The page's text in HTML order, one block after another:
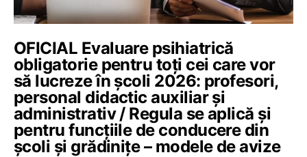
OFICIAL Evaluare psihiatrică
obligatorie pentru toți cei care vor
să lucreze în școli 2026: profesori,
personal didactic auxiliar și
administrativ / Regula se aplică și
pentru funcțiile de conducere din
școli și grădinițe – modele de avize